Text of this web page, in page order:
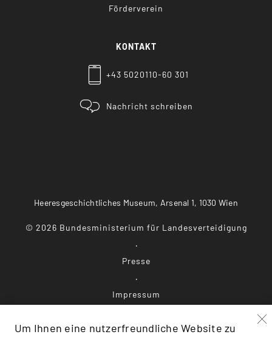
Förderverein
KONTAKT
+43 5020110-60 301
Nachricht schreiben
Heeresgeschichtliches Museum, Arsenal 1, 1030 Wien
© 2026 Bundesministerium für Landesverteidigung
Presse
Impressum
Datenschutz
Um Ihnen eine nutzerfreundliche Website zu